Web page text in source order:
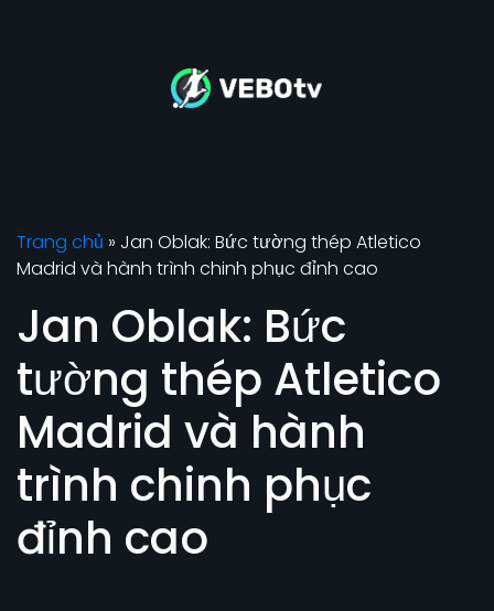
Trang chủ » Jan Oblak: Bức tường thép Atletico
Madrid và hành trình chinh phục đỉnh cao
Jan Oblak: Bức
tường thép Atletico
Madrid và hành
trình chinh phục
đỉnh cao